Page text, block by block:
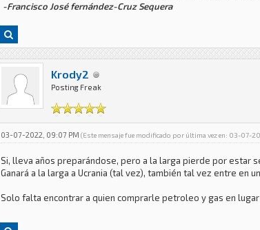
-Francisco José fernández-Cruz Sequera
Krody2
Posting Freak
03-07-2022, 09:07 PM (Este mensaje fue modificado por última vez en: 03-07-
Si, lleva años preparándose, pero a la larga pierde por estar
Ganará a la larga a Ucrania (tal vez), también tal vez entre en
Solo falta encontrar a quien comprarle petroleo y gas en